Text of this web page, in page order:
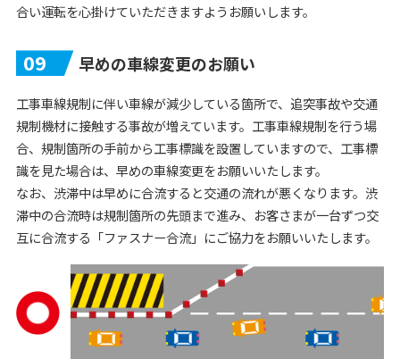
合い運転を心掛けていただきますようお願いします。
09 早めの車線変更のお願い
工事車線規制に伴い車線が減少している箇所で、追突事故や交通
規制機材に接触する事故が増えています。工事車線規制を行う場
合、規制箇所の手前から工事標識を設置していますので、工事標
識を見た場合は、早めの車線変更をお願いいたします。
なお、渋滞中は早めに合流すると交通の流れが悪くなります。渋
滞中の合流時は規制箇所の先頭まで進み、お客さまが一台ずつ交
互に合流する「ファスナー合流」にご協力をお願いいたします。